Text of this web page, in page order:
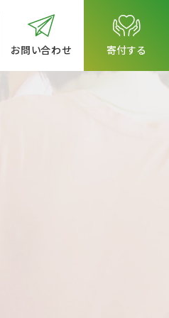
お問い合わせ 寄付する